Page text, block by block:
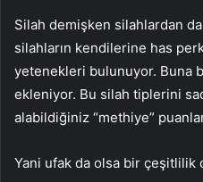
Silah demişken silahlardan
silahların kendilerine has
yetenekleri bulunuyor. Buna
ekleniyor. Bu silah tiplerini
alabildiğiniz “methiye”
Yani ufak da olsa bir çeşitlilik